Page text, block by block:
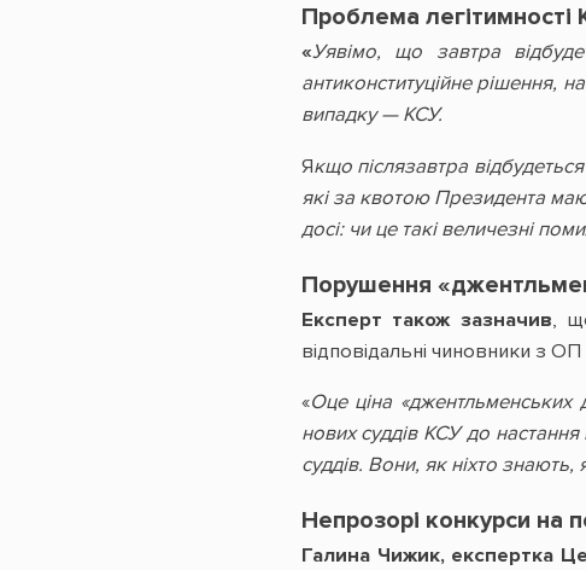
Проблема легітимності
«Уявімо, що завтра
антиконституційне рішення,
випадку — КСУ.
Якщо післязавтра
які за квотою Президента
досі: чи це такі величезні
Порушення
Експерт також зазначив,
відповідальні чиновники з
«Оце ціна
нових суддів КСУ до настання
суддів. Вони, як ніхто знають,
Непрозорі конкурси на
Галина Чижик, експертка